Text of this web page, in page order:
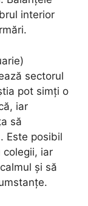
interior
sectorul
pot simți o
iar
să
Este posibil
colegii, iar
și să